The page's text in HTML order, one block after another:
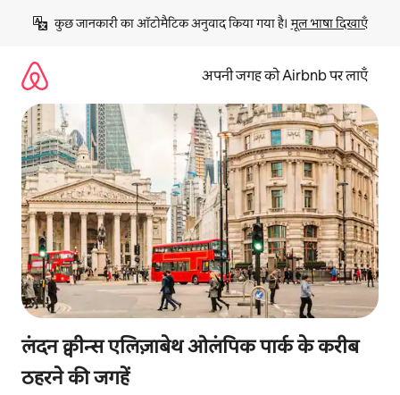
छोड़कर
कॉन्टेंट
कुछ जानकारी का ऑटोमैटिक अनुवाद किया गया है। मूल भाषा दिखाएँ
अपनी जगह को Airbnb पर लाएँ
लंदन क्वीन्स एलिज़ाबेथ ओलंपिक पार्क के करीब
ठहरने की जगहें